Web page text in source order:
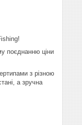
поєднанню ціни
з різною
а зручна